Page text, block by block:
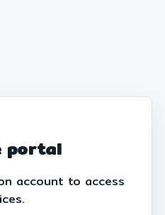
portal
account to access